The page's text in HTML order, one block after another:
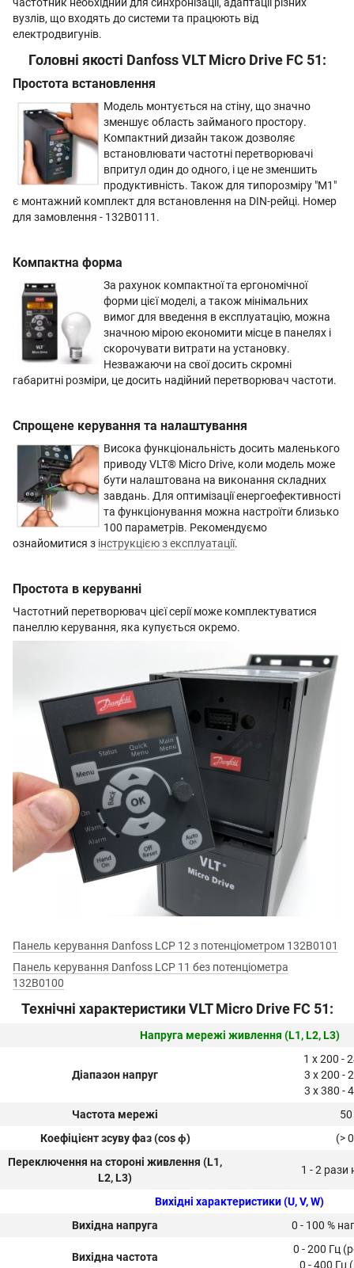
частотник необхідний для синхронізації, адаптації різних
вузлів, що входять до системи та працюють від
електродвигунів.
Головні якості Danfoss VLT Micro Drive FC 51:
Простота встановлення
Модель монтується на стіну, що значно
зменшує область займаного простору.
Компактний дизайн також дозволяє
встановлювати частотні перетворювачі
впритул один до одного, і це не зменшить
продуктивність. Також для типорозміру "М1"
є монтажний комплект для встановлення на DIN-рейці. Номер
для замовлення - 132B0111.
Компактна форма
За рахунок компактної та ергономічної
форми цієї моделі, а також мінімальних
вимог для введення в експлуатацію, можна
значною мірою економити місце в панелях і
скорочувати витрати на установку.
Незважаючи на свої досить скромні
габаритні розміри, це досить надійний перетворювач частоти.
Спрощене керування та налаштування
Висока функціональність досить маленького
приводу VLT® Micro Drive, коли модель може
бути налаштована на виконання складних
завдань. Для оптимізації енергоефективності
та функціонування можна настроїти близько
100 параметрів. Рекомендуємо
ознайомитися з інструкцією з експлуатації.
Простота в керуванні
Частотний перетворювач цієї серії може комплектуватися
панеллю керування, яка купується окремо.
Панель керування Danfoss LCP 12 з потенціометром 132B0101
Панель керування Danfoss LCP 11 без потенціометра
132B0100
Технічні характеристики VLT Micro Drive FC 51:
Напруга мережі живлення (L1, L2, L3)
Діапазон напруг
1 x 200 -
3 x 200 -
3 x 380 -
Частота мережі
Коефіцієнт зсуву фаз (cos ϕ)
(>
Переключення на стороні живлення (L1,
L2, L3)
1 - 2 рази
Вихідні характеристики (U, V, W)
Вихідна напруга
0 - 100 %
Вихідна частота
0 - 200 Гц
0 - 400 Гц